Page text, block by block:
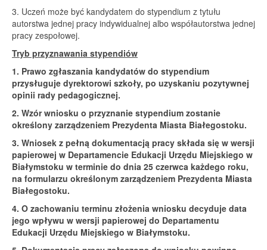
3. Uczeń może być kandydatem do stypendium z tytułu
autorstwa jednej pracy indywidualnej albo współautorstwa jednej
pracy zespołowej.
Tryb przyznawania stypendiów
1. Prawo zgłaszania kandydatów do stypendium
przysługuje dyrektorowi szkoły, po uzyskaniu pozytywnej
opinii rady pedagogicznej.
2. Wzór wniosku o przyznanie stypendium zostanie
określony zarządzeniem Prezydenta Miasta Białegostoku.
3. Wniosek z pełną dokumentacją pracy składa się w wersji
papierowej w Departamencie Edukacji Urzędu Miejskiego w
Białymstoku w terminie do dnia 25 czerwca każdego roku,
na formularzu określonym zarządzeniem Prezydenta Miasta
Białegostoku.
4. O zachowaniu terminu złożenia wniosku decyduje data
jego wpływu w wersji papierowej do Departamentu
Edukacji Urzędu Miejskiego w Białymstoku.